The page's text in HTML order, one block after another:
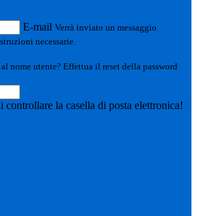
E-mail Verrà inviato un messaggio
necessarie.
nome utente? Effettua il reset della password
controllare la casella di posta elettronica!